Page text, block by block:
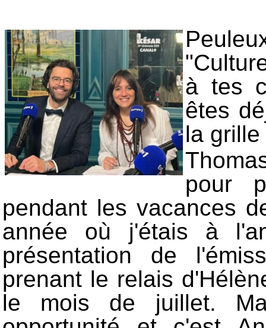
à tes
êtes
la
pour
pendant les vacances
année où j'étais à
présentation de
prenant le relais
le mois de juillet.